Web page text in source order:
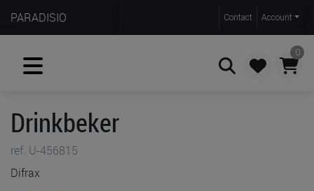
PARADISIO Contact Account
0
Drinkbeker
ref. U-456815
Difrax